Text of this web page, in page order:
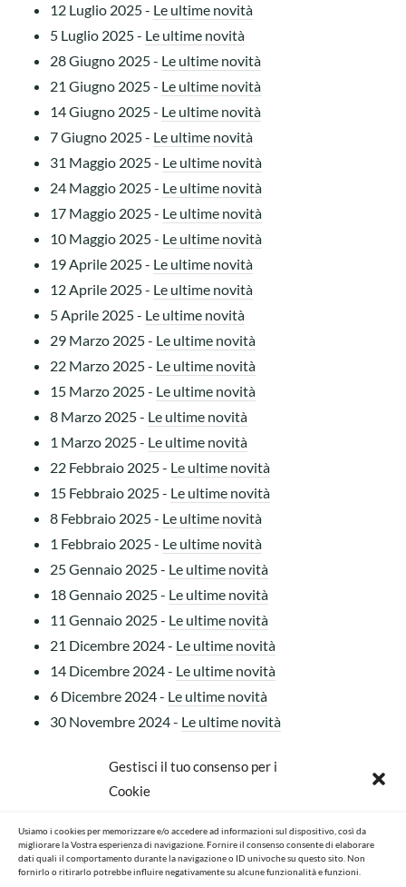
Gestisci il tuo consenso per i
Cookie
Usiamo i cookies per memorizzare e/o accedere ad informazioni sul dispositivo, così da
migliorare la Vostra esperienza di navigazione. Fornire il consenso consente di elaborare
dati quali il comportamento durante la navigazione o ID univoche su questo sito. Non
fornirlo o ritirarlo potrebbe influire negativamente su alcune funzionalità e funzioni.
12 Luglio 2025- Le ultime novità
5 Luglio 2025- Le ultime novità
28 Giugno 2025- Le ultime novità
21 Giugno 2025- Le ultime novità
14 Giugno 2025- Le ultime novità
7 Giugno 2025- Le ultime novità
31 Maggio 2025- Le ultime novità
24 Maggio 2025- Le ultime novità
17 Maggio 2025- Le ultime novità
10 Maggio 2025- Le ultime novità
19 Aprile 2025- Le ultime novità
12 Aprile 2025- Le ultime novità
5 Aprile 2025- Le ultime novità
29 Marzo 2025- Le ultime novità
22 Marzo 2025- Le ultime novità
15 Marzo 2025- Le ultime novità
8 Marzo 2025- Le ultime novità
1 Marzo 2025- Le ultime novità
22 Febbraio 2025- Le ultime novità
15 Febbraio 2025- Le ultime novità
8 Febbraio 2025- Le ultime novità
1 Febbraio 2025- Le ultime novità
25 Gennaio 2025- Le ultime novità
18 Gennaio 2025- Le ultime novità
11 Gennaio 2025- Le ultime novità
21 Dicembre 2024- Le ultime novità
14 Dicembre 2024- Le ultime novità
6 Dicembre 2024- Le ultime novità
30 Novembre 2024- Le ultime novità
16 Novembre 2024 -Le ultime novità
9 Novembre 2024
24 Ottobre 2024 -Le ultime novità